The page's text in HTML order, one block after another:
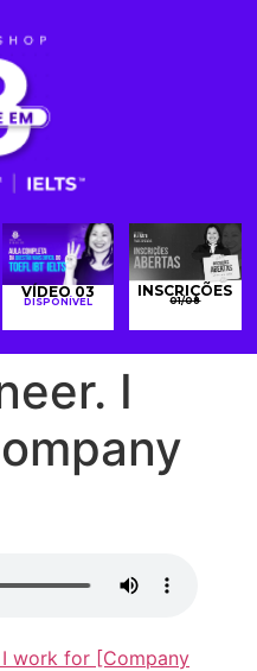
VÍDEO 03
DISPONÍVEL
INSCRIÇÕES
01/08
I
I work for [Company